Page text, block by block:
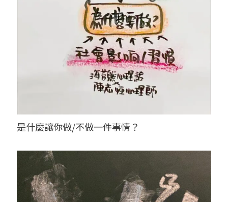
是什麼讓你做/不做一件事情？